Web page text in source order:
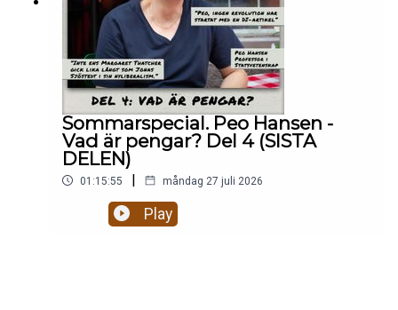
Sommarspecial. Peo Hansen -
Vad är pengar? Del 4 (SISTA
DELEN)
01:15:55 | måndag 27 juli 2026
Play